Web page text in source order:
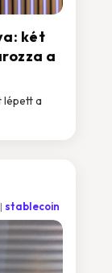
két
a
lépett a
stablecoin